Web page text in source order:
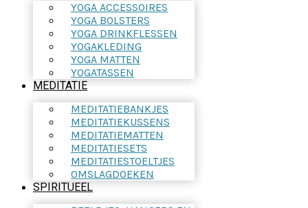
YOGA ACCESSOIRES
YOGA BOLSTERS
YOGA DRINKFLESSEN
YOGAKLEDING
YOGA MATTEN
YOGATASSEN
MEDITATIE
MEDITATIEBANKJES
MEDITATIEKUSSENS
MEDITATIEMATTEN
MEDITATIESETS
MEDITATIESTOELTJES
OMSLAGDOEKEN
SPIRITUEEL